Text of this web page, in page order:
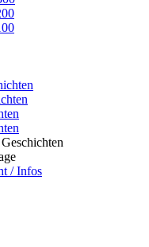
/ Infos